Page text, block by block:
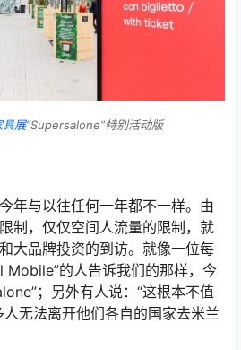
具展“Supersalone”特别活动版
年与以往任何一年都不一样。由
制，仅仅空间人流量的限制，就
大品牌投资的到访。就像一位每
Mobile”的人告诉我们的那样，今
；另外有人说：“这根本不值
无法离开他们各自的国家去米兰